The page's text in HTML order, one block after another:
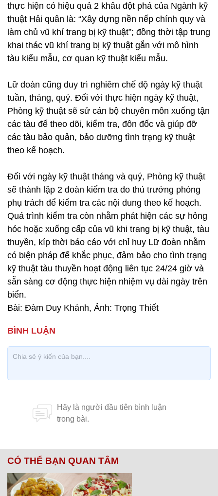
thực hiện có hiệu quả 2 khâu đột phá của Ngành kỹ
thuật Hải quân là: “Xây dựng nền nếp chính quy và
làm chủ vũ khí trang bị kỹ thuật”; đồng thời tập trung
khai thác vũ khí trang bị kỹ thuật gắn với mô hình
tàu kiểu mẫu, cơ quan kỹ thuật kiểu mẫu.
Lữ đoàn cũng duy trì nghiêm chế độ ngày kỹ thuật
tuần, tháng, quý. Đối với thực hiện ngày kỹ thuật,
Phòng kỹ thuật sẽ sử cán bộ chuyên môn xuống tận
các tàu để theo dõi, kiểm tra, đôn đốc và giúp đỡ
các tàu bảo quản, bảo dưỡng tình trạng kỹ thuật
theo kế hoạch.
Đối với ngày kỹ thuật tháng và quý, Phòng kỹ thuật
sẽ thành lập 2 đoàn kiểm tra do thủ trưởng phòng
phụ trách để kiểm tra các nội dung theo kế hoạch.
Quá trình kiểm tra còn nhằm phát hiện các sự hỏng
hóc hoặc xuống cấp của vũ khi trang bị kỹ thuật, tàu
thuyền, kíp thời báo cáo với chỉ huy Lữ đoàn nhằm
có biện pháp để khắc phục, đảm bảo cho tình trạng
kỹ thuật tàu thuyền hoạt động liên tục 24/24 giờ và
sẵn sàng cơ động thực hiện nhiệm vụ dài ngày trên
biển.
Bài: Đàm Duy Khánh, Ảnh: Trọng Thiết
CÓ THỂ BẠN QUAN TÂM